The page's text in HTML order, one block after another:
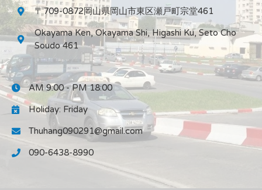
〒709-0872岡山県岡山市東区瀬戸町宗堂461
Okayama Ken, Okayama Shi, Higashi Ku, Seto Cho
Soudo 461
AM 9:00 - PM 18:00
Holiday: Friday
Thuhang090291@gmail.com
090-6438-8990